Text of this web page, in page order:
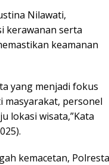
Nilawati,
kerawanan serta
keamanan
yang menjadi fokus
masyarakat, personel
lokasi wisata,”Kata
kemacetan, Polresta